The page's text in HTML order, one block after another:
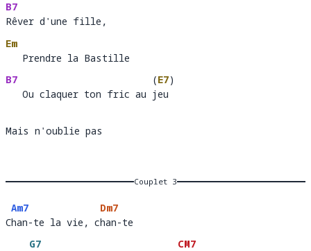
B7
Rêver d'une fille,
Rêver d'une fille,
Em
   Prendre la Bastille
B7
   Ou claquer ton fric au
(E7)
eu
   Ou claquer ton fric au jeu
Mais n'oublie pas
Couplet 3
C
Am7
han-te la vie, c
Dm7
han-te
Chan-te la vie, chan-te
G7
CM7